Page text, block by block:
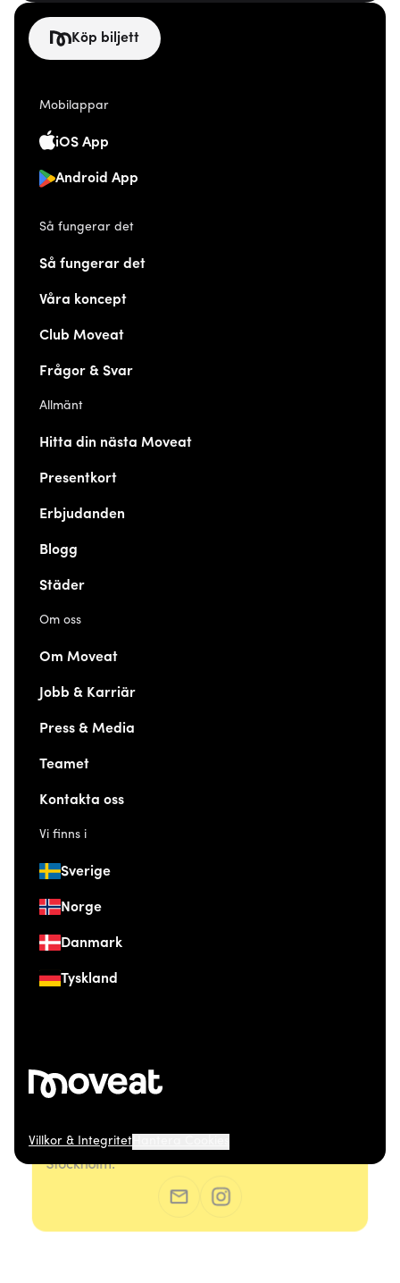
Köp biljett
Mobilappar
iOS App
Android App
Så fungerar det
Så fungerar det
Våra koncept
Club Moveat
Frågor & Svar
Allmänt
Hitta din nästa Moveat
Presentkort
Erbjudanden
Blogg
Städer
Om oss
Om Moveat
Jobb & Karriär
Press & Media
Teamet
Kontakta oss
Vi finns i
Sverige
Norge
Danmark
Tyskland
Villkor & Integritet
© 2026 Moveat. Östermalmsgatan 26, 114 26
Stockholm.